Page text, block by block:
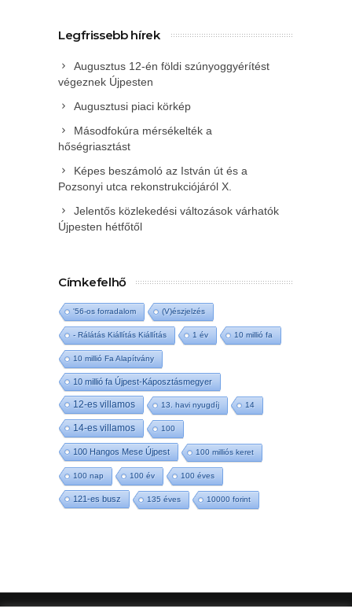
Legfrissebb hírek
Augusztus 12-én földi szúnyoggyérítést
végeznek Újpesten
Augusztusi piaci körkép
Másodfokúra mérsékelték a
hőségriasztást
Képes beszámoló az István út és a
Pozsonyi utca rekonstrukciójáról X.
Jelentős közlekedési változások várhatók
Újpesten hétfőtől
Címkefelhő
'56-os forradalom (V)észjelzés
- Rálátás Kiállítás Kiállítás 1 év 10 millió fa
10 millió Fa Alapítvány
10 millió fa Újpest-Káposztásmegyer
12-es villamos 13. havi nyugdíj 14
14-es villamos 100
100 Hangos Mese Újpest 100 milliós keret
100 nap 100 év 100 éves
121-es busz 135 éves 10000 forint